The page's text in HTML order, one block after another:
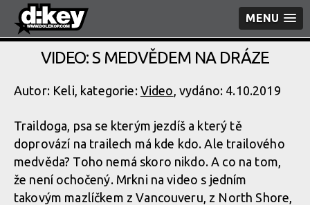
MENU
VIDEO: S MEDVĚDEM NA DRÁZE
Autor: Keli, kategorie: Video, vydáno: 4.10.2019
Traildoga, psa se kterým jezdíš a který tě
doprovází na trailech má kde kdo. Ale trailového
medvěda? Toho nemá skoro nikdo. A co na tom,
že není ochočený. Mrkni na video s jedním
takovým mazlíčkem z Vancouveru, z North Shore,